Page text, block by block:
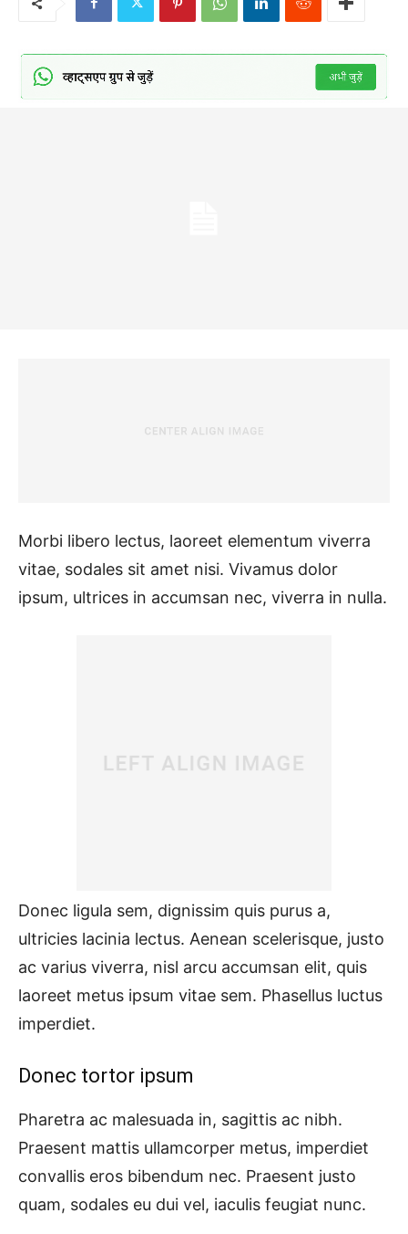
Morbi libero lectus, laoreet elementum viverra
vitae, sodales sit amet nisi. Vivamus dolor
ipsum, ultrices in accumsan nec, viverra in nulla.
Donec ligula sem, dignissim quis purus a,
ultricies lacinia lectus. Aenean scelerisque, justo
ac varius viverra, nisl arcu accumsan elit, quis
laoreet metus ipsum vitae sem. Phasellus luctus
imperdiet.
Donec tortor ipsum
Pharetra ac malesuada in, sagittis ac nibh.
Praesent mattis ullamcorper metus, imperdiet
convallis eros bibendum nec. Praesent justo
quam, sodales eu dui vel, iaculis feugiat nunc.